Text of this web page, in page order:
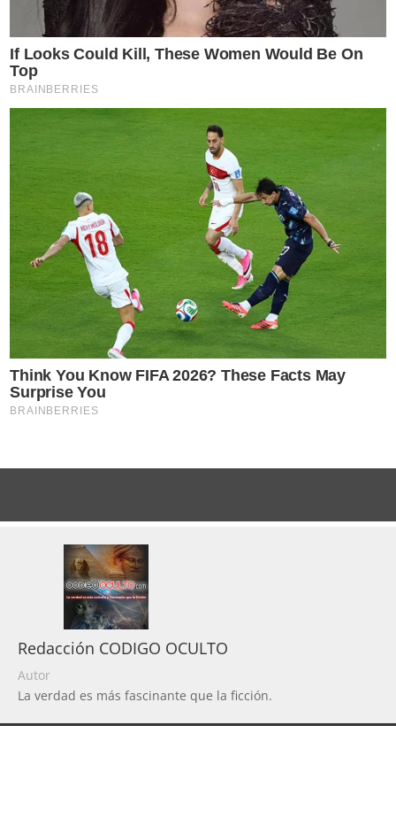
Redacción CODIGO OCULTO
Autor
La verdad es más fascinante que la ficción.